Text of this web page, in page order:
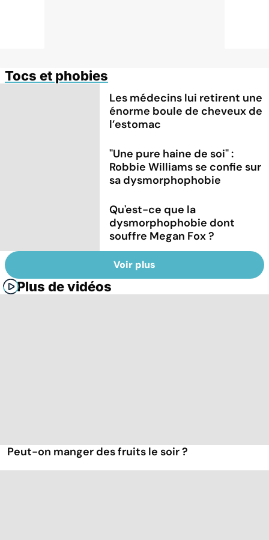
Tocs et phobies
Les médecins lui retirent une
énorme boule de cheveux de
l’estomac
"Une pure haine de soi" :
Robbie Williams se confie sur
sa dysmorphophobie
Qu'est-ce que la
dysmorphophobie dont
souffre Megan Fox ?
Voir plus
Plus de vidéos
Peut-on manger des fruits le soir ?